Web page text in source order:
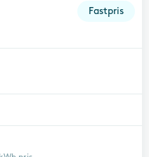
Fastpris